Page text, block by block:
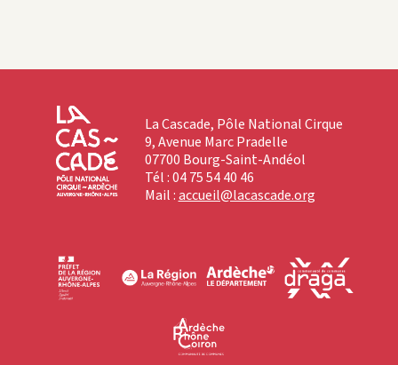
La Cascade, Pôle National Cirque
9, Avenue Marc Pradelle
07700 Bourg-Saint-Andéol
Tél : 04 75 54 40 46
Mail :accueil@lacascade.org